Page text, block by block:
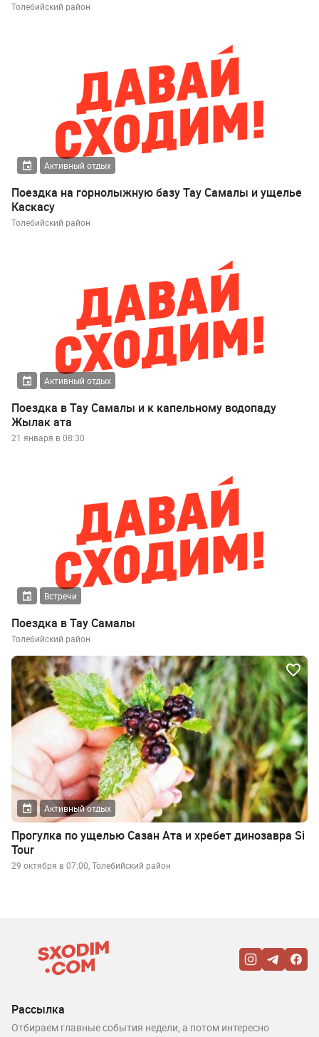
Толебийский район
Активный отдых
Поездка на горнолыжную базу Тау Самалы и ущелье
Каскасу
Толебийский район
Активный отдых
Поездка в Тау Самалы и к капельному водопаду
Жылак ата
21 января в 08:30
Встречи
Поездка в Тау Самалы
Толебийский район
Активный отдых
Прогулка по ущелью Сазан Ата и хребет динозавра Si
Tour
29 октября в 07:00, Толебийский район
Рассылка
Отбираем главные события недели, а потом интересно